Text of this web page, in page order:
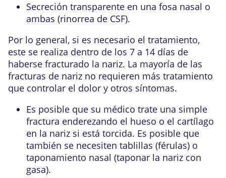
Secreción transparente en una fosa nasal o
ambas (rinorrea de CSF).
Por lo general, si es necesario el tratamiento,
este se realiza dentro de los 7 a 14 días de
haberse fracturado la nariz. La mayoría de las
fracturas de nariz no requieren más tratamiento
que controlar el dolor y otros síntomas.
Es posible que su médico trate una simple
fractura enderezando el hueso o el cartílago
en la nariz si está torcida. Es posible que
también se necesiten tablillas (férulas) o
taponamiento nasal (taponar la nariz con
gasa).